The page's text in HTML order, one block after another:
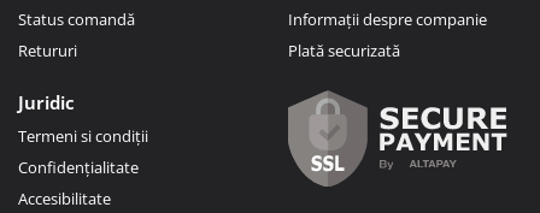
Status comandă
Retururi
Informații despre companie
Plată securizată
Juridic
Termeni si condiții
Confidențialitate
Accesibilitate